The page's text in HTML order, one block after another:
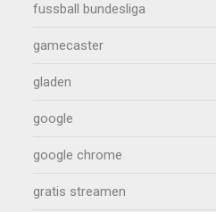
fussball bundesliga
gamecaster
gladen
google
google chrome
gratis streamen